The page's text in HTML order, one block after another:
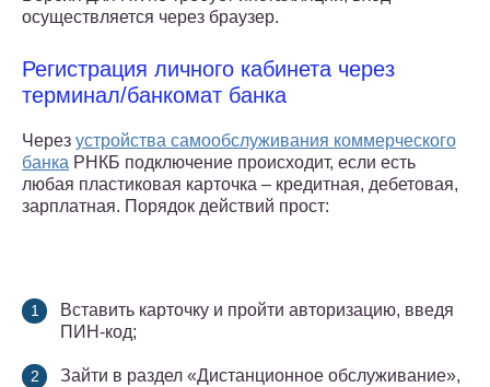
осуществляется через браузер.
Регистрация личного кабинета через
терминал/банкомат банка
Через устройства самообслуживания коммерческого
банка РНКБ подключение происходит, если есть
любая пластиковая карточка – кредитная, дебетовая,
зарплатная. Порядок действий прост:
Вставить карточку и пройти авторизацию, введя
ПИН-код;
Зайти в раздел «Дистанционное обслуживание»,